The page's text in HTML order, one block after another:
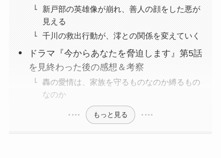
新戸部の英雄像が崩れ、善人の顔をした悪が
見える
千川の救出行動が、澪との関係を変えていく
ドラマ『今からあなたを脅迫します』第5話
を見終わった後の感想＆考察
轟の愛情は、家族を守るものなのか縛るもの
なのか
もっと見る